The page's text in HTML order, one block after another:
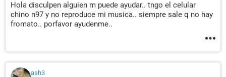
Hola disculpen alguien m puede ayudar.. tngo el celular
chino n97 y no reproduce mi musica.. siempre sale q no hay
fromato.. porfavor ayudenme..
ash3